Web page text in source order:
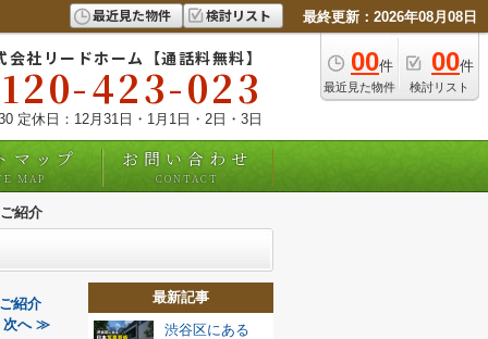
最近見た物件 検討リスト 最終更新：2026年08月08日
00件
最近見た物件
00件
検討リスト
会社リードホーム【通話料無料】
423-023
定休日：12月31日・1月1日・2日・3日
マップ
MAP
お問い合わせ
CONTACT
紹介
紹介
次へ ≫
最新記事
渋谷区にある